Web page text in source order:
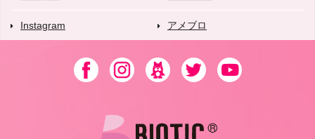
Instagram アメブロ